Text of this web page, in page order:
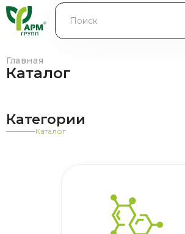
Главная
Каталог
Категории
Каталог